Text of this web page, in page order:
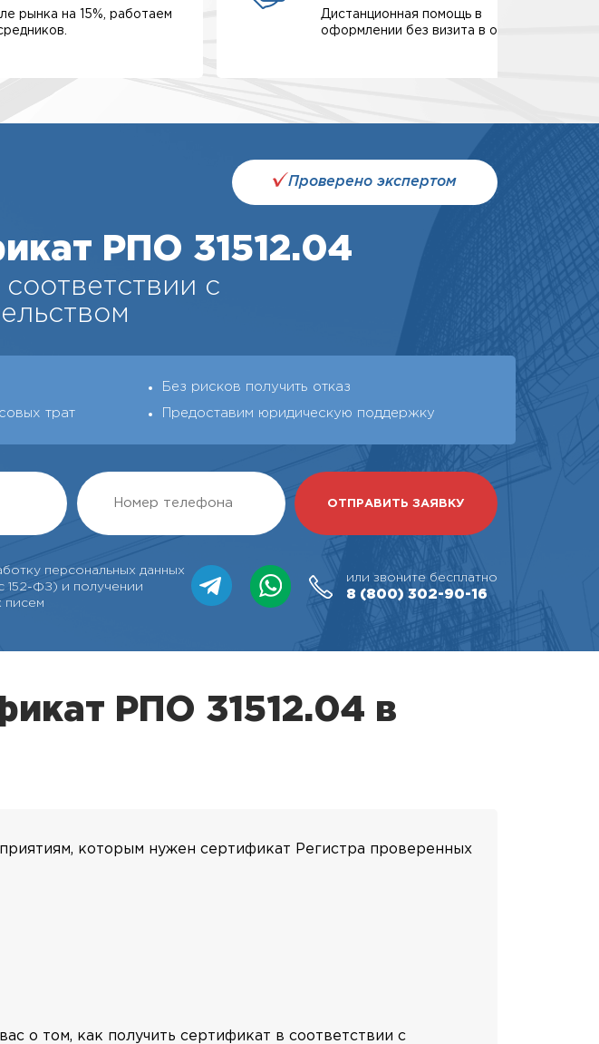
рынка на 15%, работаем
Дистанционная помощь в
оформлении без визита в офис.
Проверено экспертом
РПО 31512.04
с
Без рисков получить отказ
трат Предоставим юридическую поддержку
персональных данных
152-ФЗ) и получении
писем
или звоните бесплатно
8 (800) 302-90-16
РПО 31512.04 в
которым нужен сертификат Регистра проверенных
о том, как получить сертификат в соответствии с